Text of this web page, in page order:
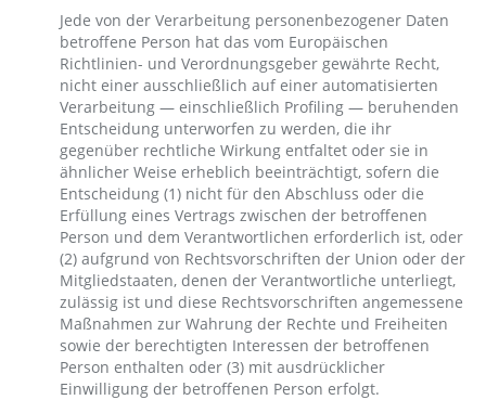
Jede von der Verarbeitung personenbezogener Daten
betroffene Person hat das vom Europäischen
Richtlinien- und Verordnungsgeber gewährte Recht,
nicht einer ausschließlich auf einer automatisierten
Verarbeitung — einschließlich Profiling — beruhenden
Entscheidung unterworfen zu werden, die ihr
gegenüber rechtliche Wirkung entfaltet oder sie in
ähnlicher Weise erheblich beeinträchtigt, sofern die
Entscheidung (1) nicht für den Abschluss oder die
Erfüllung eines Vertrags zwischen der betroffenen
Person und dem Verantwortlichen erforderlich ist, oder
(2) aufgrund von Rechtsvorschriften der Union oder der
Mitgliedstaaten, denen der Verantwortliche unterliegt,
zulässig ist und diese Rechtsvorschriften angemessene
Maßnahmen zur Wahrung der Rechte und Freiheiten
sowie der berechtigten Interessen der betroffenen
Person enthalten oder (3) mit ausdrücklicher
Einwilligung der betroffenen Person erfolgt.